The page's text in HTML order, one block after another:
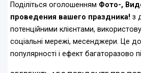
Поділіться оголошенням Фото-,
проведения вашего праздника! з
потенційними клієнтами,
соціальні мережі, месенджери. Це
популярності і ефект багаторазово